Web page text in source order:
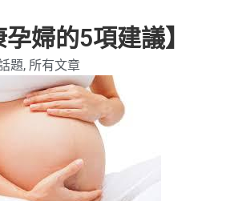
孕婦的5項建議】
題, 所有文章